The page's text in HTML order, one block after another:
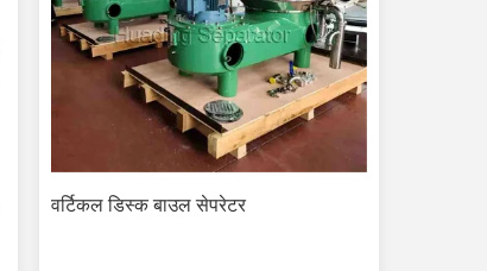
वर्टिकल डिस्क बाउल सेपरेटर